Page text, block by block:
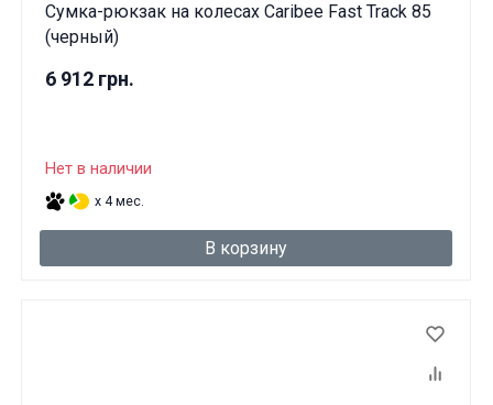
Сумка-рюкзак на колесах Caribee Fast Track 85
(черный)
6 912 грн.
Нет в наличии
x 4 мес.
В корзину